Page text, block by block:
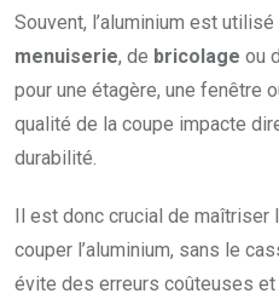
Souvent, l’aluminium est
menuiserie, de bricolage ou
pour une étagère, une fenêtre
qualité de la coupe impacte
durabilité.
Il est donc crucial de maîtriser
couper l’aluminium, sans le
évite des erreurs coûteuses